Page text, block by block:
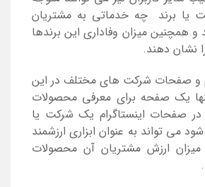
یا برند چه خدماتی به مشتریان
همچنین میزان وفاداری این برندها
نشان دهند.
و صفحات شرکت های مختلف در این
یک صفحه برای معرفی محصولات
صفحات اینستاگرام یک شرکت یا
می تواند به عنوان ابزاری ارزشمند
ارزش مشتریان آن محصولات